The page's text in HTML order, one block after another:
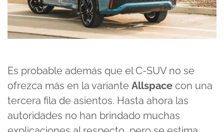
Es probable además que el C-SUV no se
ofrezca más en la variante Allspace con una
tercera fila de asientos. Hasta ahora las
autoridades no han brindado muchas